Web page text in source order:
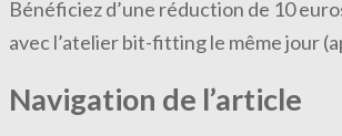
Bénéficiez d’une réduction de 10
avec l’atelier bit-fitting le même jour
Navigation de l’article